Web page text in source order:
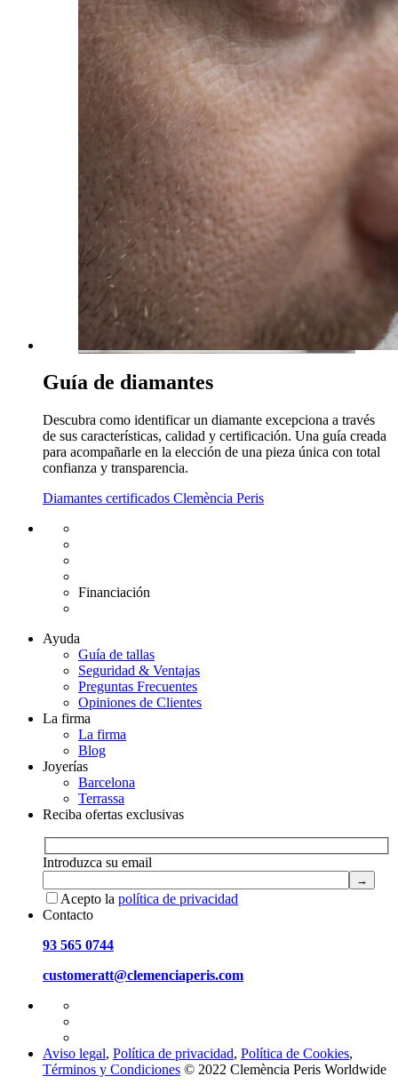
Guía de diamantes
Descubra como identificar un diamante excepciona a través
de sus características, calidad y certificación. Una guía creada
para acompañarle en la elección de una pieza única con total
confianza y transparencia.
Diamantes certificados Clemència Peris
Financiación
Ayuda
Guía de tallas
Seguridad & Ventajas
Preguntas Frecuentes
Opiniones de Clientes
La firma
La firma
Blog
Joyerías
Barcelona
Terrassa
Reciba ofertas exclusivas
Introduzca su email
Acepto la política de privacidad
Contacto
93 565 0744
customeratt@clemenciaperis.com
Aviso legal, Política de privacidad, Política de Cookies,
Términos y Condiciones © 2022 Clemència Peris Worldwide